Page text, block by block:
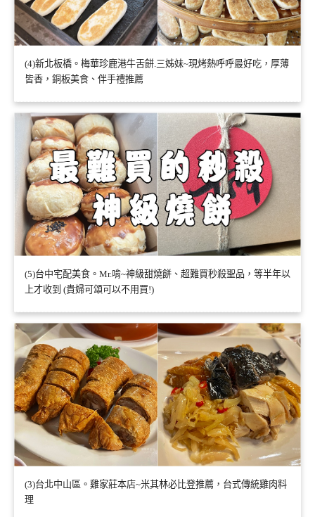
(4)新北板橋。梅華珍鹿港牛舌餅.三姊妹~現烤熱呼呼最好吃，厚薄
皆香，銅板美食、伴手禮推薦
(5)台中宅配美食。Mr.啃~神級甜燒餅、超難買秒殺聖品，等半年以
上才收到 (貴婦可頌可以不用買!)
(3)台北中山區。雞家莊本店~米其林必比登推薦，台式傳統雞肉料
理